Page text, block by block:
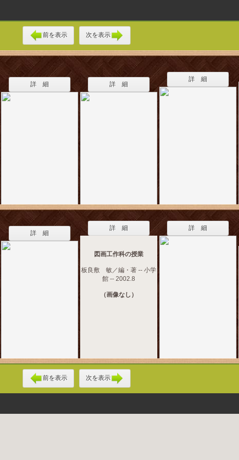
前を表示 次を表示
詳 細 詳 細
詳 細
詳 細
詳 細
図画工作科の授業
板良敷 敏／編・著 -- 小学
館 -- 2002.8
（画像なし）
詳 細
前を表示 次を表示